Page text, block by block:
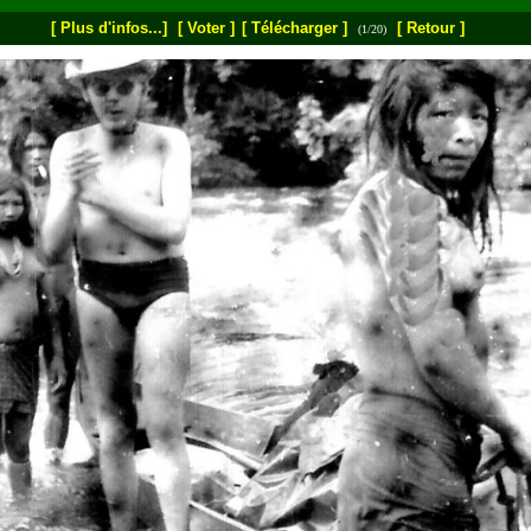
[ Plus d'infos...] [ Voter ] [ Télécharger ] (1/20) [ Retour ]